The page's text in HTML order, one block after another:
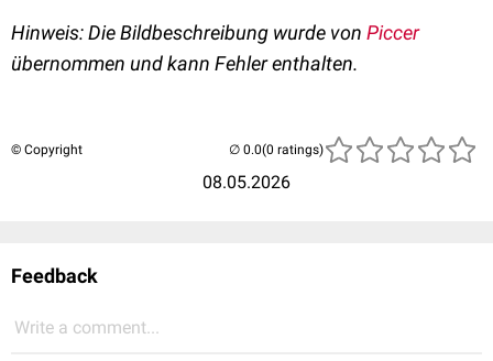
Hinweis: Die Bildbeschreibung wurde von Piccer
übernommen und kann Fehler enthalten.
© Copyright
08.05.2026
(0 ratings)
Feedback
Write a comment...